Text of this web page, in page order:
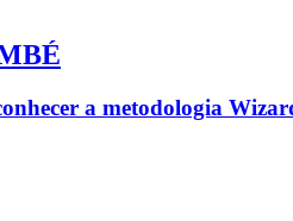
a metodologia